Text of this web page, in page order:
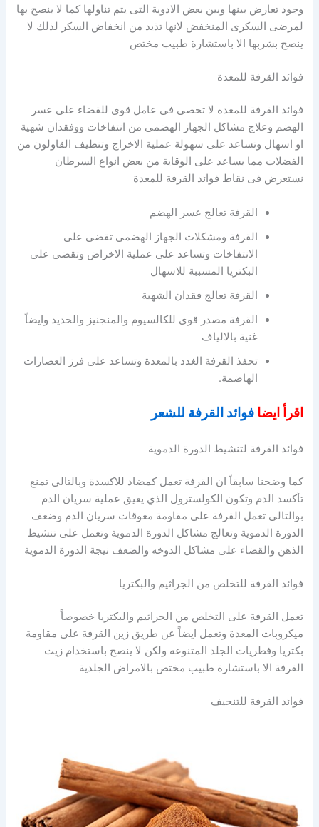
وجود تعارض بينها وبين بعض الادوية التى يتم تناولها كما لا ينصح بها
لمرضى السكرى المنخفض لانها تذيد من انخفاض السكر لذلك لا
ينصح بشربها الا باستشارة طبيب مختص
فوائد القرفة للمعدة
فوائد القرفة للمعده لا تحصى فى عامل قوى للقضاء على عسر
الهضم وعلاج مشاكل الجهاز الهضمى من انتفاخات ووفقدان شهية
او اسهال وتساعد على سهولة عملية الاخراج وتنظيف القاولون من
الفضلات مما يساعد على الوقاية من بعض انواع السرطان
نستعرض فى نقاط فوائد القرفة للمعدة
القرفة تعالج عسر الهضم
القرفة ومشكلات الجهاز الهضمى تقضى على
الانتفاخات وتساعد على عملية الاخراض وتقضى على
البكتريا المسببة للاسهال
القرفة تعالج فقدان الشهية
القرفة مصدر قوى للكالسيوم والمنجنيز والحديد وايضاً
غنية بالالياف
تحفذ القرفة الغدد بالمعدة وتساعد على فرز العصارات
الهاضمة.
اقرأ ايضافوائد القرفة للشعر
فوائد القرفة لتنشيط الدورة الدموية
كما وضحنا سابقاً ان القرفة تعمل كمضاد للاكسدة وبالتالى تمنع
تأكسد الدم وتكون الكولسترول الذي يعيق عملية سريان الدم
بوالتالى تعمل القرفة على مقاومة معوقات سريان الدم وضعف
الدورة الدموية وتعالج مشاكل الدورة الدموية وتعمل على تنشيط
الذهن والقضاء على مشاكل الدوخه والضعف نيجة الدورة الدموية
فوائد القرفة للتخلص من الجراثيم والبكتريا
تعمل القرفة على التخلص من الجراثيم والبكتريا خصوصاً
ميكروبات المعدة وتعمل ايضاً عن طريق زين القرفة على مقاومة
بكتريا وفطريات الجلد المتنوعه ولكن لا ينصح باستخدام زيت
القرفة الا باستشارة طبيب مختص بالامراض الجلدية
فوائد القرفة للتنحيف